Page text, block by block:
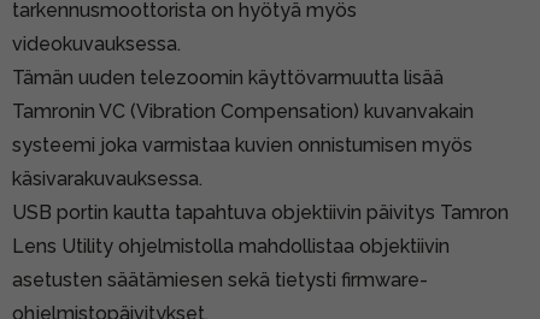
tarkennusmoottorista on hyötyä myös
videokuvauksessa.
Tämän uuden telezoomin käyttövarmuutta lisää
Tamronin VC (Vibration Compensation) kuvanvakain
systeemi joka varmistaa kuvien onnistumisen myös
käsivarakuvauksessa.
USB portin kautta tapahtuva objektiivin päivitys Tamron
Lens Utility ohjelmistolla mahdollistaa objektiivin
asetusten säätämiesen sekä tietysti firmware-
ohjelmistopäivitykset.